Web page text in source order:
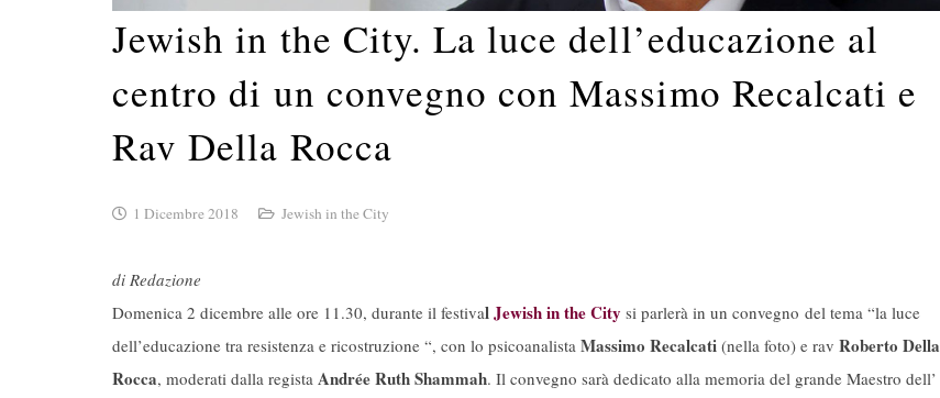
Jewish in the City. La luce dell’educazione al
centro di un convegno con Massimo Recalcati e
Rav Della Rocca
1 Dicembre 2018 Jewish in the City
di Redazione
Domenica 2 dicembre alle ore 11.30, durante il festivalJewish in the City si parlerà in un convegno del tema “la luce
dell’educazione tra resistenza e ricostruzione “, con lo psicoanalista Massimo Recalcati (nella foto) e rav Roberto Della
Rocca, moderati dalla regista Andrée Ruth Shammah. Il convegno sarà dedicato alla memoria del grande Maestro dell’